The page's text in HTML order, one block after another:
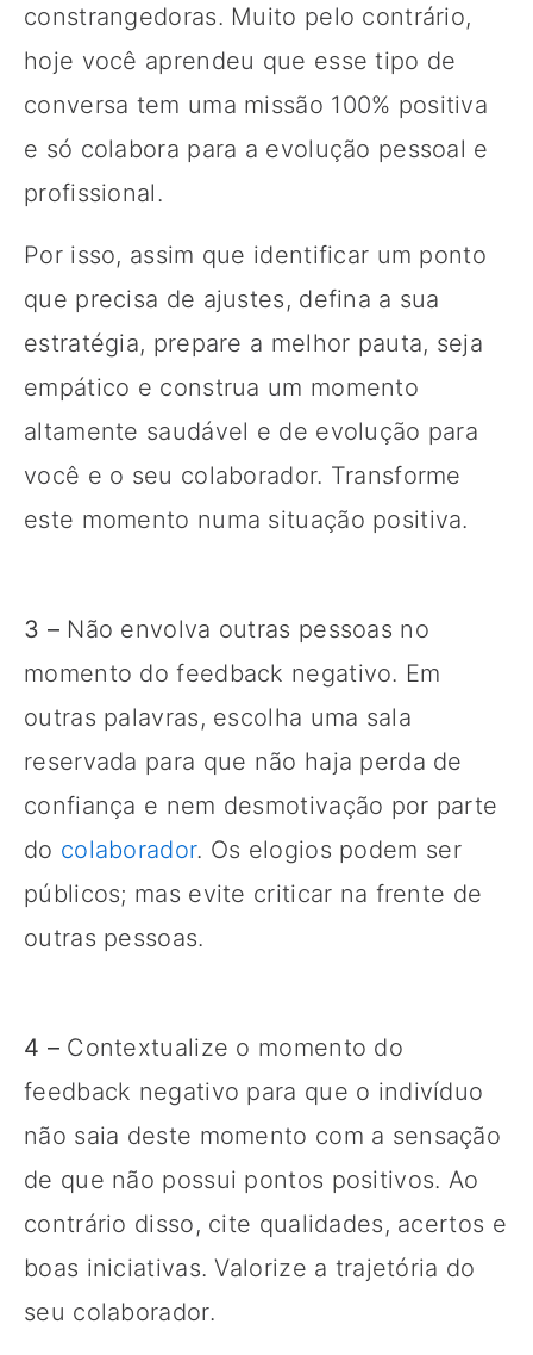
constrangedoras. Muito pelo contrário,
hoje você aprendeu que esse tipo de
conversa tem uma missão 100% positiva
e só colabora para a evolução pessoal e
profissional.
Por isso, assim que identificar um ponto
que precisa de ajustes, defina a sua
estratégia, prepare a melhor pauta, seja
empático e construa um momento
altamente saudável e de evolução para
você e o seu colaborador. Transforme
este momento numa situação positiva.
3 –Não envolva outras pessoas no
momento do feedback negativo. Em
outras palavras, escolha uma sala
reservada para que não haja perda de
confiança e nem desmotivação por parte
do colaborador. Os elogios podem ser
públicos; mas evite criticar na frente de
outras pessoas.
4 –Contextualize o momento do
feedback negativo para que o indivíduo
não saia deste momento com a sensação
de que não possui pontos positivos. Ao
contrário disso, cite qualidades, acertos e
boas iniciativas. Valorize a trajetória do
seu colaborador.